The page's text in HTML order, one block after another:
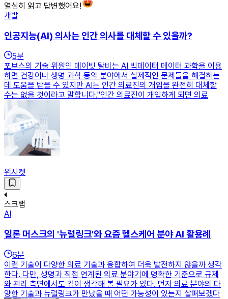
열심히 읽고 답변했어요!
개발
인공지능(AI) 의사는 인간 의사를 대체할 수 있을까?
5분
포브스의 기술 위원인 데이빗 탈비는 AI 빅데이터 데이터 과학을 이용
하면 건강이나 생명 과학 등의 분야에서 실제적인 문제들을 해결하는
데 도움을 받을 수 있지만 AI는 인간 의료진의 개입을 완전히 대체할
수는 없을 것이라고 말합니다."인간 의료진이 개입하게 되면 의료
위시켓
스크랩
AI
일론 머스크의 '뉴럴링크'와 요즘 헬스케어 분야 AI 활용례
6분
이런 기술이 다양한 의료 기술과 융합하여 더욱 발전하지 않을까 생각
한다. 다만, 생명과 직접 연계된 의료 분야기에 명확한 기준으로 규제
와 관리 측면에서도 깊이 생각해 볼 필요가 있다. 먼저 의료 분야의 다
양한 기술과 뉴럴링크가 만났을 때 어떤 가능성이 있는지 살펴보겠다